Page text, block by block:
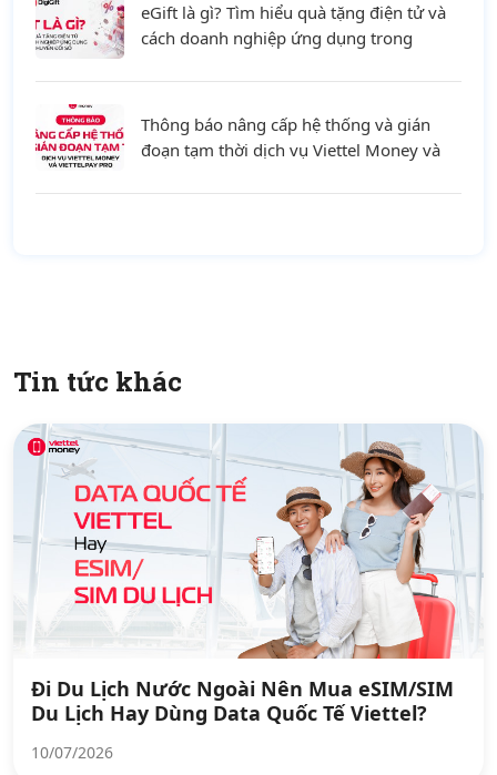
eGift là gì? Tìm hiểu quà tặng điện tử và
cách doanh nghiệp ứng dụng trong
Thông báo nâng cấp hệ thống và gián
đoạn tạm thời dịch vụ Viettel Money và
Tin tức khác
Đi Du Lịch Nước Ngoài Nên Mua eSIM/SIM
Du Lịch Hay Dùng Data Quốc Tế Viettel?
10/07/2026